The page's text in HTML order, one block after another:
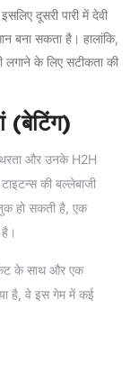
दूसरी पारी में देवी
बना सकता है। हालांकि,
लगाने के लिए सटीकता की
(बेटिंग)
और उनके H2H
की बल्लेबाजी
हो सकती है, एक
के साथ और एक
है, वे इस गेम में कई